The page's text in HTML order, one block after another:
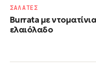
Burrata με
ελαιόλαδο
ΣΑΛΑΤΕΣ